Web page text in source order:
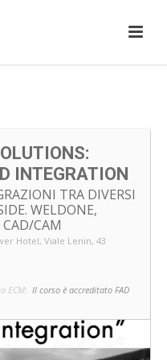
INTEGRATION
TRA DIVERSI
WELDONE,
CAM
Hotel, Viale Lenin, 43
ECM: Il corso è accreditato FAD